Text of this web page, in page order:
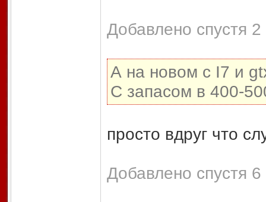
Добавлено спустя
А на новом с I7 и
С запасом в 400-
просто вдруг что
Добавлено спустя